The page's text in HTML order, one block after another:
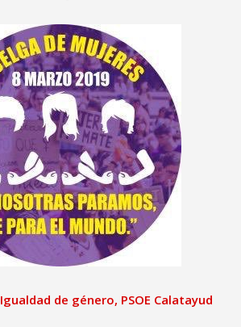
Igualdad de género, PSOE Calatayud